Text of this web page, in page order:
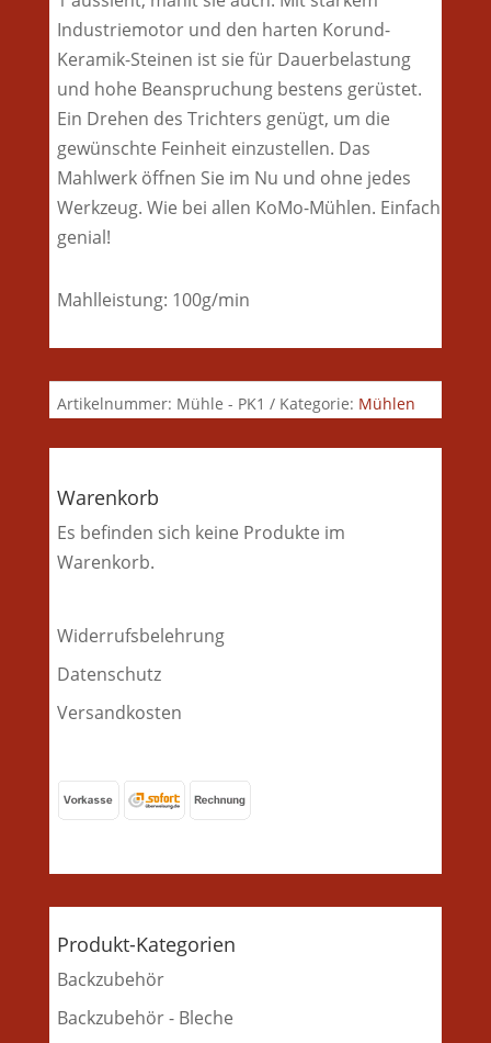
Industriemotor und den harten Korund-
Keramik-Steinen ist sie für Dauerbelastung
und hohe Beanspruchung bestens gerüstet.
Ein Drehen des Trichters genügt, um die
gewünschte Feinheit einzustellen. Das
Mahlwerk öffnen Sie im Nu und ohne jedes
Werkzeug. Wie bei allen KoMo-Mühlen. Einfach
genial!
Mahlleistung: 100g/min
Artikelnummer: Mühle - PK1 Kategorie: Mühlen
Warenkorb
Es befinden sich keine Produkte im
Warenkorb.
Widerrufsbelehrung
Datenschutz
Versandkosten
Produkt-Kategorien
Backzubehör
Backzubehör - Bleche